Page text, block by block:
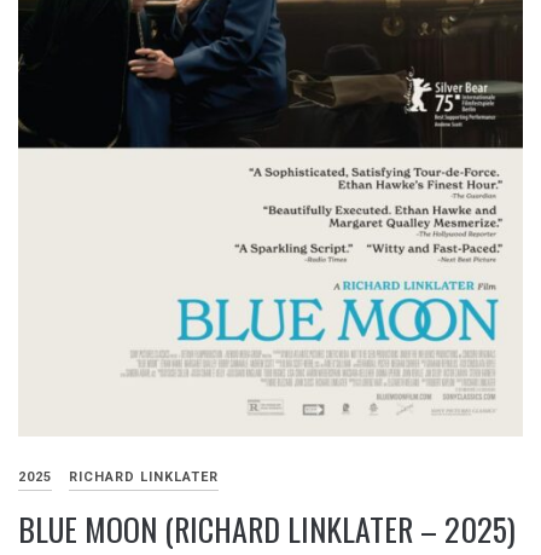
2025 RICHARD LINKLATER
BLUE MOON (RICHARD LINKLATER – 2025)